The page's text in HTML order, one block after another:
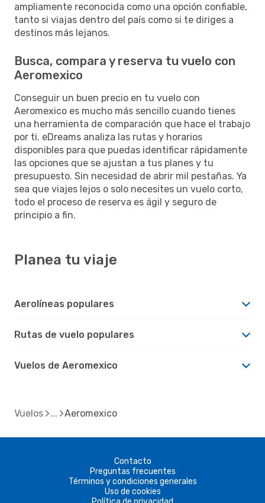
ampliamente reconocida como una opción confiable,
tanto si viajas dentro del país como si te diriges a
destinos más lejanos.
Busca, compara y reserva tu vuelo con
Aeromexico
Conseguir un buen precio en tu vuelo con
Aeromexico es mucho más sencillo cuando tienes
una herramienta de comparación que hace el trabajo
por ti. eDreams analiza las rutas y horarios
disponibles para que puedas identificar rápidamente
las opciones que se ajustan a tus planes y tu
presupuesto. Sin necesidad de abrir mil pestañas. Ya
sea que viajes lejos o solo necesites un vuelo corto,
todo el proceso de reserva es ágil y seguro de
principio a fin.
Planea tu viaje
Aerolíneas populares
Rutas de vuelo populares
Vuelos de Aeromexico
Vuelos Aeromexico
Contacto
Preguntas frecuentes
Términos y condiciones generales
Uso de cookies